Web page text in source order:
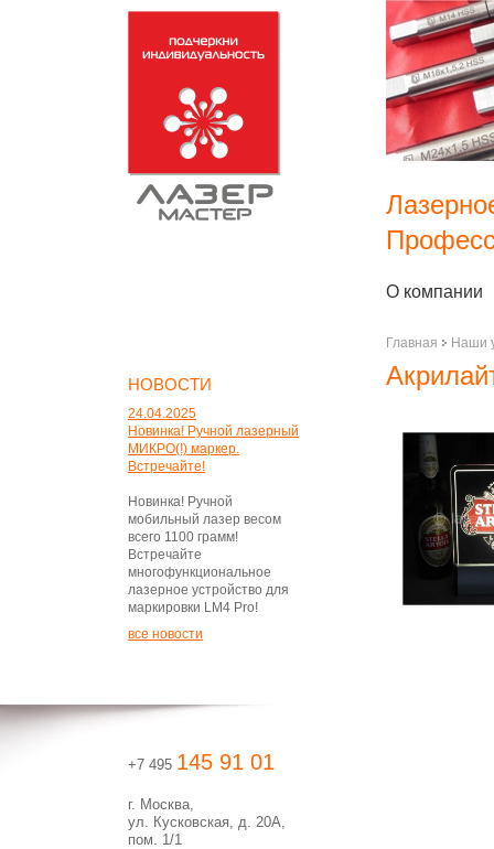
О компании
НОВОСТИ
24.04.2025
Новинка! Ручной лазерный
МИКРО(!) маркер.
Встречайте!
Новинка! Ручной
мобильный лазер весом
всего 1100 грамм!
Встречайте
многофункциональное
лазерное устройство для
маркировки LM4 Pro!
все новости
+7 495 145 91 01
г. Москва,
ул. Кусковская, д. 20А,
пом. 1/1
Главная Наши